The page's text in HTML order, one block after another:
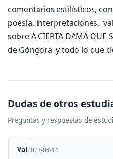
comentarios estilísticos,
poesía, interpretaciones,
sobre A CIERTA DAMA QUE
de Góngora y todo lo que
Dudas de otros
Preguntas y respuestas de
Val2023-04-14